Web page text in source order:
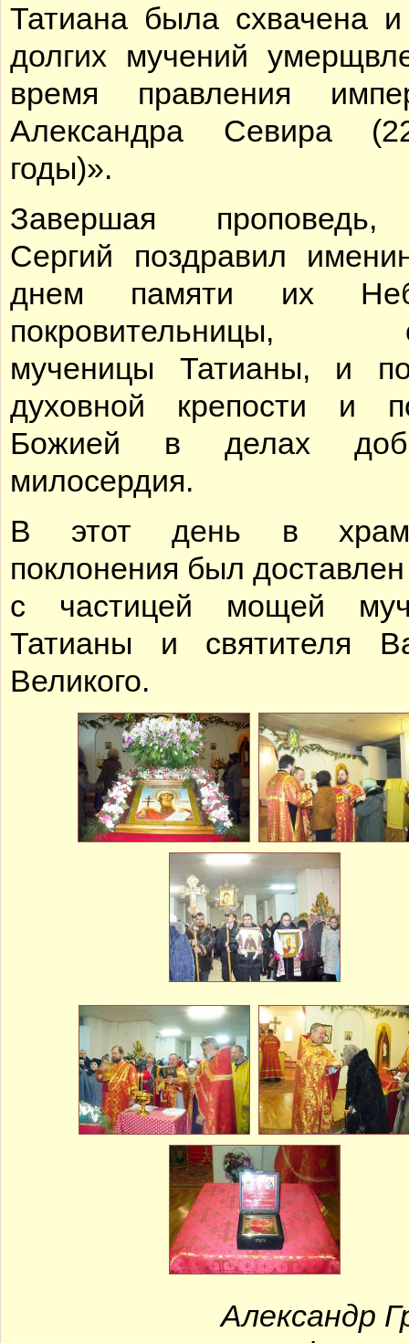
Татиана была схвачена
долгих мучений
время правления
Александра Севира
годы)».
Завершая
Сергий поздравил
днем памяти их
покровительницы,
мученицы Татианы, и
духовной крепости и
Божией в делах
милосердия.
В этот день в
поклонения был доставлен
с частицей мощей
Татианы и святителя
Великого.
Александр